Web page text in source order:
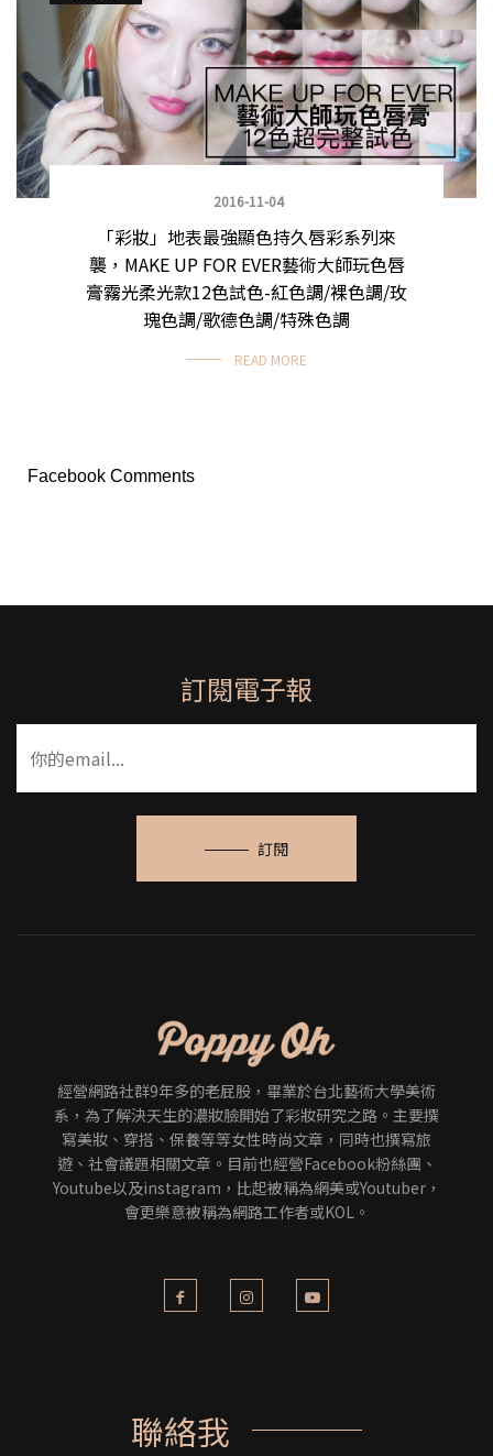
2016-11-04
「彩妝」地表最強顯色持久唇彩系列來
襲，MAKE UP FOR EVER藝術大師玩色唇
膏霧光柔光款12色試色-紅色調/裸色調/玫
瑰色調/歌德色調/特殊色調
READ MORE
Facebook Comments
訂閱電子報
訂閱
經營網路社群9年多的老屁股，畢業於台北藝術大學美術
系，為了解決天生的濃妝臉開始了彩妝研究之路。主要撰
寫美妝、穿搭、保養等等女性時尚文章，同時也撰寫旅
遊、社會議題相關文章。目前也經營Facebook粉絲團、
Youtube以及instagram，比起被稱為網美或Youtuber，
會更樂意被稱為網路工作者或KOL。
聯絡我